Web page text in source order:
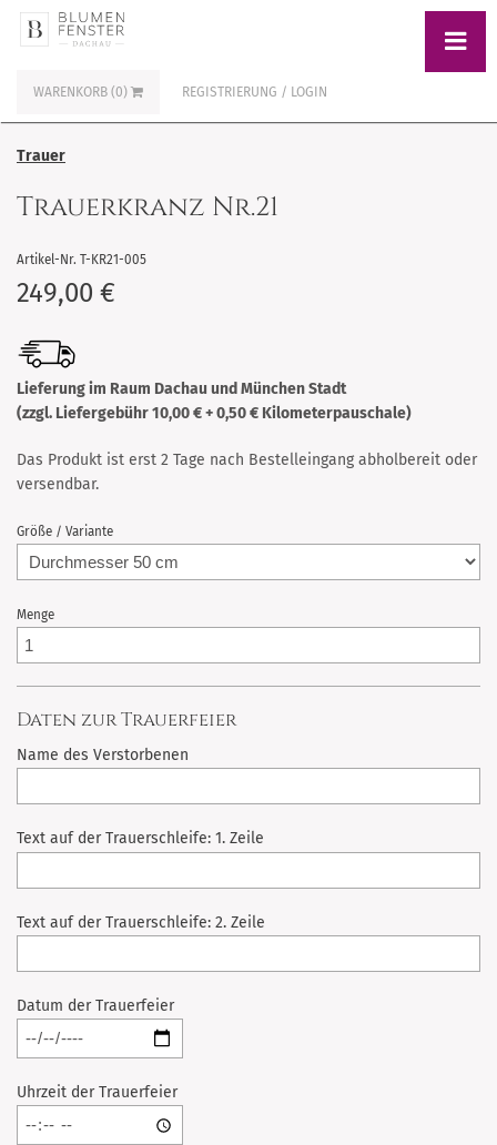
WARENKORB (0) REGISTRIERUNG / LOGIN
Trauer
Trauerkranz Nr.21
Artikel-Nr. T-KR21-005
249,00 €
Lieferung im Raum Dachau und München Stadt
(zzgl. Liefergebühr 10,00 € + 0,50 € Kilometerpauschale)
Das Produkt ist erst 2 Tage nach Bestelleingang abholbereit oder
versendbar.
Größe / Variante
Menge
Daten zur Trauerfeier
Name des Verstorbenen
Text auf der Trauerschleife: 1. Zeile
Text auf der Trauerschleife: 2. Zeile
Datum der Trauerfeier
Uhrzeit der Trauerfeier